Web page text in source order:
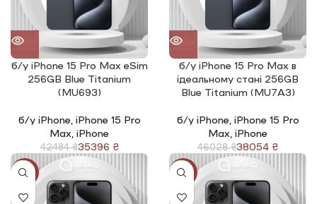
б/у iPhone 15 Pro Max eSim
256GB Blue Titanium
(MU693)
б/у iPhone, iPhone 15 Pro
Max iPhone
42484₴35396 ₴
б/у iPhone 15 Pro Max в
ідеальному стані 256GB
Blue Titanium (MU7A3)
б/у iPhone, iPhone 15 Pro
Max iPhone
46028₴38054 ₴
-17% -14%